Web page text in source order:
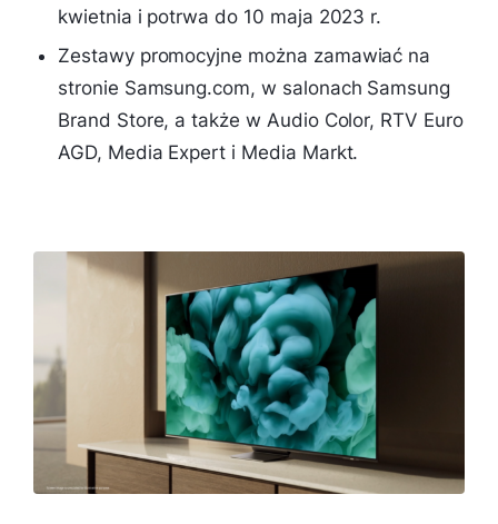
kwietnia i potrwa do 10 maja 2023 r.
Zestawy promocyjne można zamawiać na
stronie Samsung.com, w salonach Samsung
Brand Store, a także w Audio Color, RTV Euro
AGD, Media Expert i Media Markt.